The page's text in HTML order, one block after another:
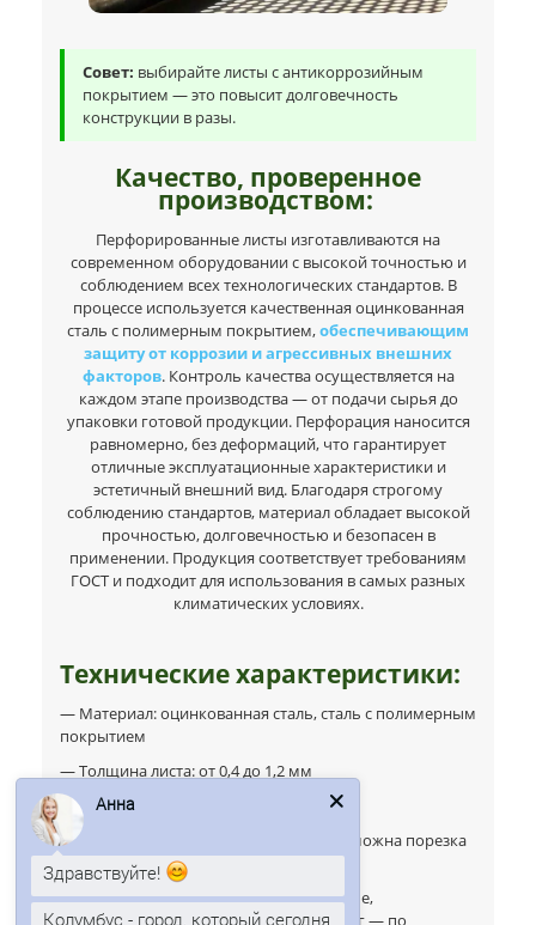
Совет: выбирайте листы с антикоррозийным
покрытием — это повысит долговечность
конструкции в разы.
Качество, проверенное
производством:
Перфорированные листы изготавливаются на
современном оборудовании с высокой точностью и
соблюдением всех технологических стандартов. В
процессе используется качественная оцинкованная
сталь с полимерным покрытием,обеспечивающим
защиту от коррозии и агрессивных внешних
факторов. Контроль качества осуществляется на
каждом этапе производства — от подачи сырья до
упаковки готовой продукции. Перфорация наносится
равномерно, без деформаций, что гарантирует
отличные эксплуатационные характеристики и
эстетичный внешний вид. Благодаря строгому
соблюдению стандартов, материал обладает высокой
прочностью, долговечностью и безопасен в
применении. Продукция соответствует требованиям
ГОСТ и подходит для использования в самых разных
климатических условиях.
Технические характеристики:
— Материал: оцинкованная сталь, сталь с полимерным
покрытием
— Толщина листа: от 0,4 до 1,2 мм
— Ширина листа: от 1000 до 1250 мм
— Длина листа: от 2000 до 6000 мм (возможна порезка
под заказ)
— Тип перфорации: круглые, квадратные,
продолговатые отверстия (размер и шаг — по
Анна
Здравствуйте!
Колумбус - город, который сегодня